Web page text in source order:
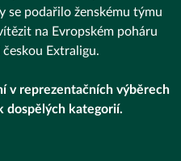
se podařilo ženskému týmu
na Evropském poháru
Extraligu.
v reprezentačních výběrech
dospělých kategorií.